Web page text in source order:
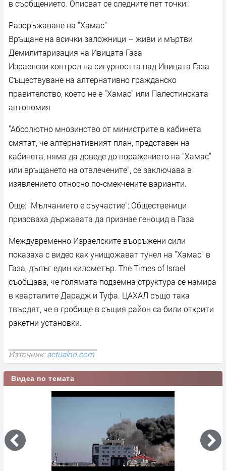
в съобщението. Описват се следните пет точки:
Разоръжаване на "Хамас"
Връщане на всички заложници – живи и мъртви
Демилитаризация на Ивицата Газа
Израелски контрол на сигурността над Ивицата Газа
Съществуване на алтернативно гражданско
правителство, което не е "Хамас" или Палестинската
автономия
"Абсолютно мнозинство от министрите в кабинета
смятат, че алтернативният план, представен на
кабинета, няма да доведе до поражението на "Хамас"
или връщането на отвлечените", се заключава в
изявлението относно по-смекчените варианти.
Още: "Мълчанието е съучастие": Общественици
призоваха държавата да признае геноцид в Газа
Междувременно Израелските въоръжени сили
показаха с видео как унищожават тунел на "Хамас" в
Газа, дълъг един километър. The Times of Israel
съобщава, че голямата подземна структура се намира
в кварталите Дарадж и Туфа. ЦАХАЛ също така
твърдят, че в гробище в същия район са били открити
ракетни установки.
Източник:actualno.com
Видеа по темата